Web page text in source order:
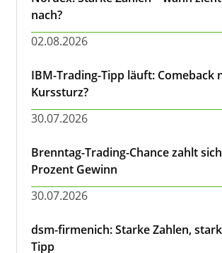
nach?
02.08.2026
IBM-Trading-Tipp läuft: Comeback
Kurssturz?
30.07.2026
Brenntag-Trading-Chance zahlt
Prozent Gewinn
30.07.2026
dsm-firmenich: Starke Zahlen,
Tipp